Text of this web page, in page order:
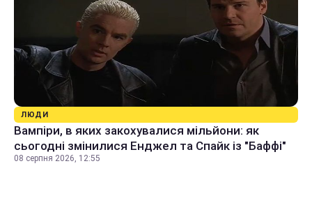
ЛЮДИ
Вампіри, в яких закохувалися мільйони: як
сьогодні змінилися Енджел та Спайк із "Баффі"
08 серпня 2026, 12:55